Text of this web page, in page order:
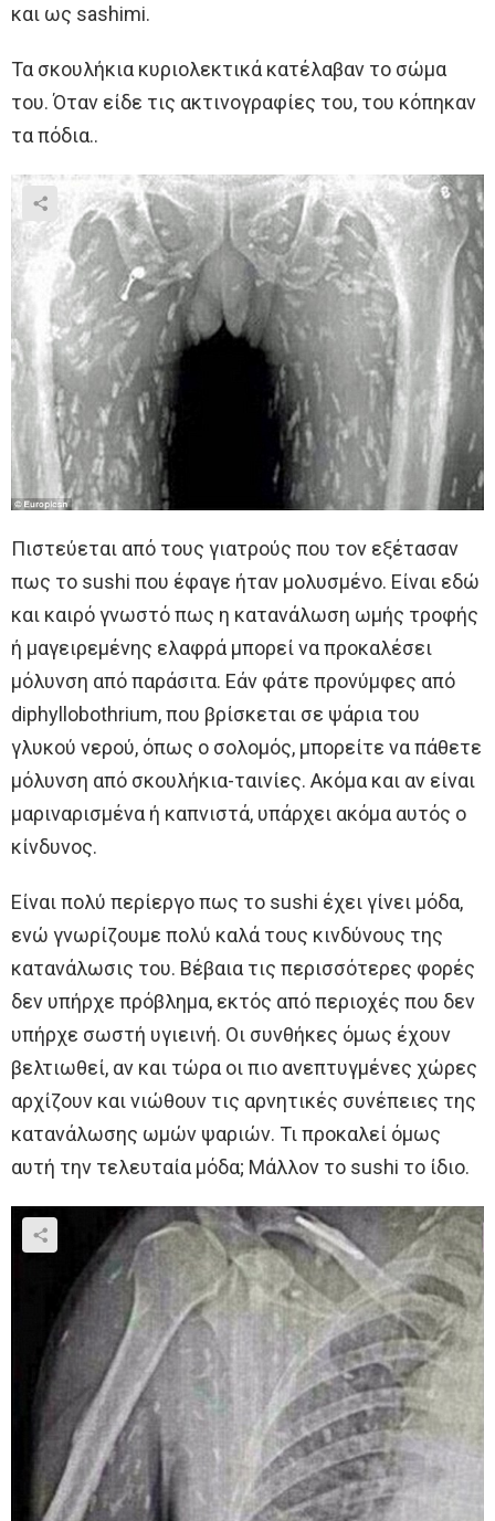
και ως sashimi.
Τα σκουλήκια κυριολεκτικά κατέλαβαν το σώμα
του. Όταν είδε τις ακτινογραφίες του, του κόπηκαν
τα πόδια..
Πιστεύεται από τους γιατρούς που τον εξέτασαν
πως το sushi που έφαγε ήταν μολυσμένο. Είναι εδώ
και καιρό γνωστό πως η κατανάλωση ωμής τροφής
ή μαγειρεμένης ελαφρά μπορεί να προκαλέσει
μόλυνση από παράσιτα. Εάν φάτε προνύμφες από
diphyllobothrium, που βρίσκεται σε ψάρια του
γλυκού νερού, όπως ο σολομός, μπορείτε να πάθετε
μόλυνση από σκουλήκια-ταινίες. Ακόμα και αν είναι
μαριναρισμένα ή καπνιστά, υπάρχει ακόμα αυτός ο
κίνδυνος.
Είναι πολύ περίεργο πως το sushi έχει γίνει μόδα,
ενώ γνωρίζουμε πολύ καλά τους κινδύνους της
κατανάλωσις του. Βέβαια τις περισσότερες φορές
δεν υπήρχε πρόβλημα, εκτός από περιοχές που δεν
υπήρχε σωστή υγιεινή. Οι συνθήκες όμως έχουν
βελτιωθεί, αν και τώρα οι πιο ανεπτυγμένες χώρες
αρχίζουν και νιώθουν τις αρνητικές συνέπειες της
κατανάλωσης ωμών ψαριών. Τι προκαλεί όμως
αυτή την τελευταία μόδα; Μάλλον το sushi το ίδιο.